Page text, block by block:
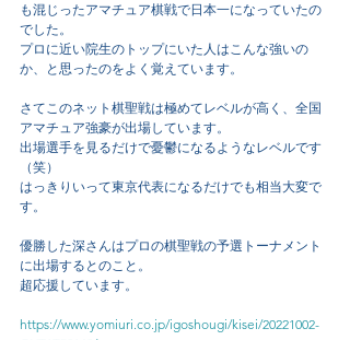
も混じったアマチュア棋戦で日本一になっていたの
でした。
プロに近い院生のトップにいた人はこんな強いの
か、と思ったのをよく覚えています。
さてこのネット棋聖戦は極めてレベルが高く、全国
アマチュア強豪が出場しています。
出場選手を見るだけで憂鬱になるようなレベルです
（笑）
はっきりいって東京代表になるだけでも相当大変で
す。
優勝した深さんはプロの棋聖戦の予選トーナメント
に出場するとのこと。
超応援しています。
https://www.yomiuri.co.jp/igoshougi/kisei/20221002-